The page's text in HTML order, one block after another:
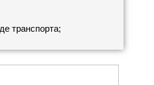
транспорта;